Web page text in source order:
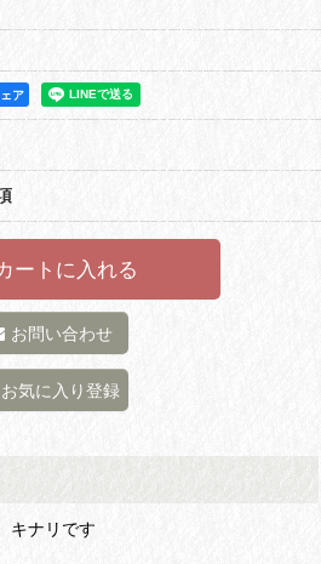
ア
ートに入れる
お問い合わせ
お気に入り登録
キナリです